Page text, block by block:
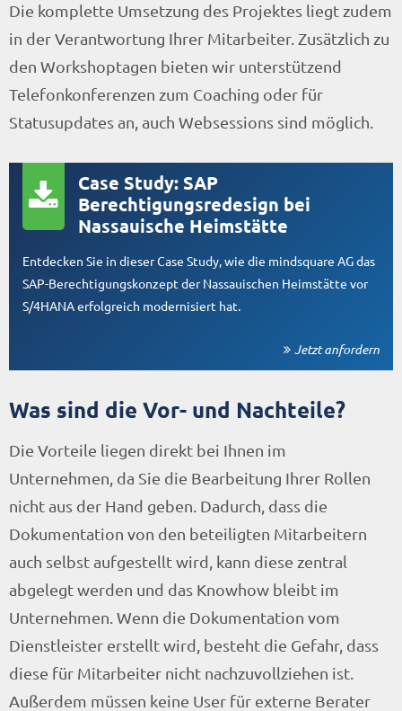
Die komplette Umsetzung des Projektes liegt zudem
in der Verantwortung Ihrer Mitarbeiter. Zusätzlich zu
den Workshoptagen bieten wir unterstützend
Telefonkonferenzen zum Coaching oder für
Statusupdates an, auch Websessions sind möglich.
Case Study: SAP
Berechtigungsredesign bei
Nassauische Heimstätte
Entdecken Sie in dieser Case Study, wie die mindsquare AG das
SAP-Berechtigungskonzept der Nassauischen Heimstätte vor
S/4HANA erfolgreich modernisiert hat.
Jetzt anfordern
Was sind die Vor- und Nachteile?
Die Vorteile liegen direkt bei Ihnen im
Unternehmen, da Sie die Bearbeitung Ihrer Rollen
nicht aus der Hand geben. Dadurch, dass die
Dokumentation von den beteiligten Mitarbeitern
auch selbst aufgestellt wird, kann diese zentral
abgelegt werden und das Knowhow bleibt im
Unternehmen. Wenn die Dokumentation vom
Dienstleister erstellt wird, besteht die Gefahr, dass
diese für Mitarbeiter nicht nachzuvollziehen ist.
Außerdem müssen keine User für externe Berater